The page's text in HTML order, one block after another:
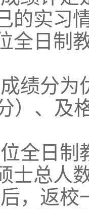
的实习
全日制
绩分为
）、及
全日
士总人
，返校